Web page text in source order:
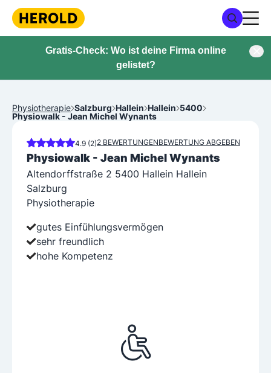
Gratis-Check: Wo ist deine Firma online
gelistet?
Physiotherapie Salzburg Hallein Hallein 5400
Physiowalk - Jean Michel Wynants
4.9 (2)2 BEWERTUNGENBEWERTUNG ABGEBEN
Physiowalk - Jean Michel Wynants
Altendorffstraße 2 5400 Hallein Hallein
Salzburg
Physiotherapie
gutes Einfühlungsvermögen
sehr freundlich
hohe Kompetenz